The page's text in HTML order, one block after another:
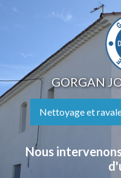
GORGAN
Nettoyage et
Nous